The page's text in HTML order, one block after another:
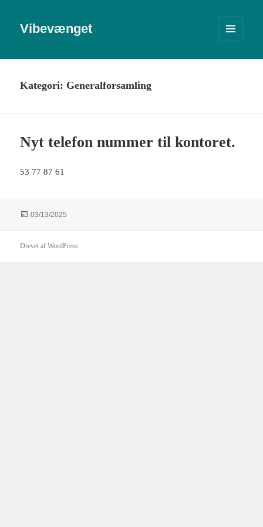
Vibevænget
WIDGETS
Kategori: Generalforsamling
Nyt telefon nummer til kontoret.
53 77 87 61
Udgivet
03/13/2025
Drevet af WordPress